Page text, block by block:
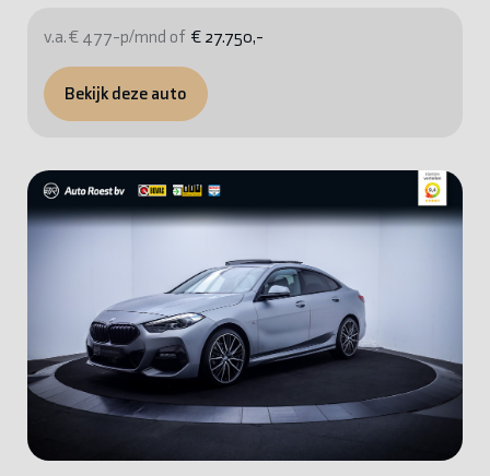
v.a. € 477-p/mnd of € 27.750,-
Bekijk deze auto